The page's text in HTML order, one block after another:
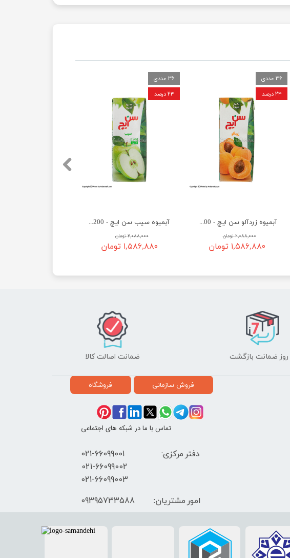
آبمیوه سیب سن ایچ - 200 میلی لیتر
۲,۰۸۸,۰۰۰ تومان
۱,۵۸۶,۸۸۰ تومان
36 عددی
۲۴ درصد
آبمیوه زردآلو سن ایچ - 200 میلی‌ لیتر
۲,۰۸۸,۰۰۰ تومان
۱,۵۸۶,۸۸۰ تومان
36 عددی
۲۴ درصد
ضمانت اصالت کالا
فروش سازمانی فروشگاه
دفتر مرکزی: 66099001-021
امور مشتریان: 09395733588
​021-66099002
تماس با ما در شبکه های اجتماعی